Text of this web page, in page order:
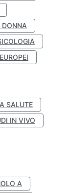
SALUTE
IN VIVO
A